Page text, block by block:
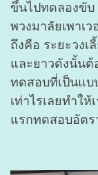
ขึ้นไปทดลองขับ
พวงมาลัยเพาเ
ถึงคือ ระยะวงเ
และยาวดังนั้นต้
ทดสอบที่เป็นแบ
เท่าไรเลยทำใ
แรกทดสอบอัตร